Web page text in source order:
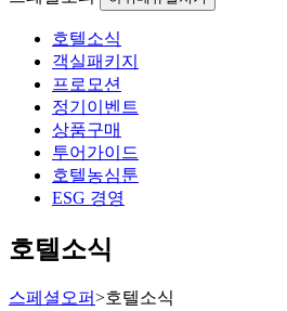
호텔소식
객실패키지
프로모션
정기이벤트
상품구매
투어가이드
호텔농심툰
ESG 경영
호텔소식
스페셜오퍼>호텔소식